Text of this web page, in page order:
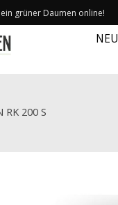
grüner Daumen online!
NEU
RK 200 S